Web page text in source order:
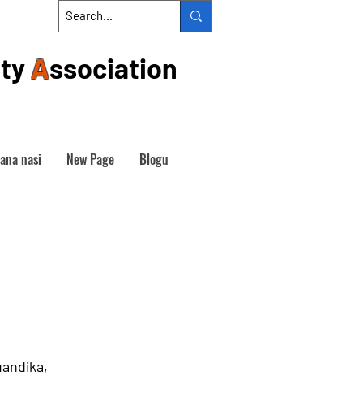
Association
nasi New Page Blogu